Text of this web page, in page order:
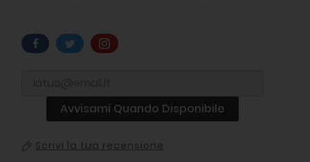
Avvisami Quando Disponibile
Scrivi la tua recensione